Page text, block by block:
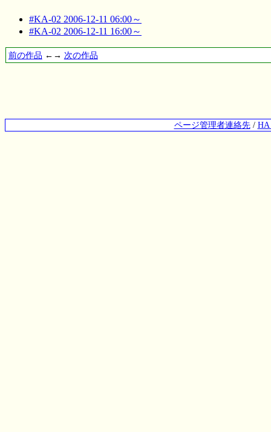
#KA-02 2006-12-11 06:00～
#KA-02 2006-12-11 16:00～
前の作品 ←→ 次の作品
ページ管理者連絡先/ HA